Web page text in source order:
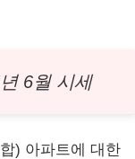
6월 시세
) 아파트에 대한